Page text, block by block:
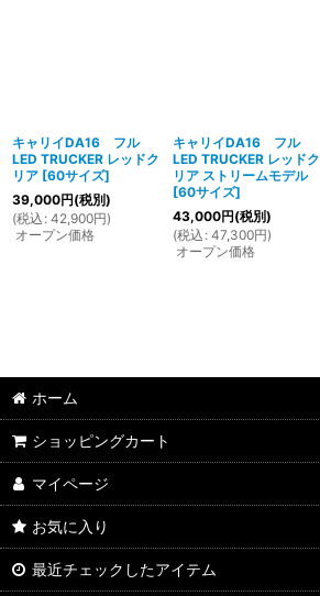
キャリイDA16 フル
LED TRUCKER レッドク
リア [60サイズ]
39,000円(税別)
(税込 : 42,900円)
オープン価格
キャリイDA16 フル
LED TRUCKER レッドク
リア ストリームモデル
[60サイズ]
43,000円(税別)
(税込 : 47,300円)
オープン価格
ホーム
ショッピングカート
マイページ
お気に入り
最近チェックしたアイテム